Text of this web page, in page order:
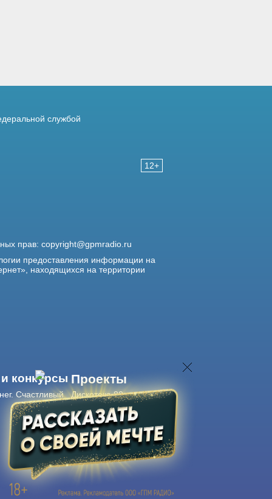
12+
службой
прав: copyright@gpmradio.ru
предоставления информации на
находящихся на территории
конкурсы
Счастливый
Проекты
Дискотека 80-х
Живые концерты
Журнал Авторадио
Авторадиов смартфоне